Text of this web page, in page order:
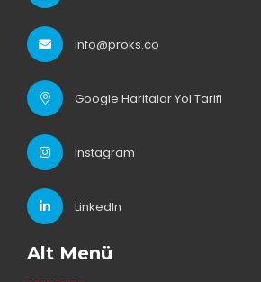
info@proks.co
Google Haritalar Yol Tarifi
Instagram
LinkedIn
Alt Menü